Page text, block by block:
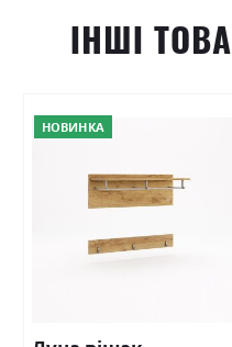
ІНШІ
НОВИНКА